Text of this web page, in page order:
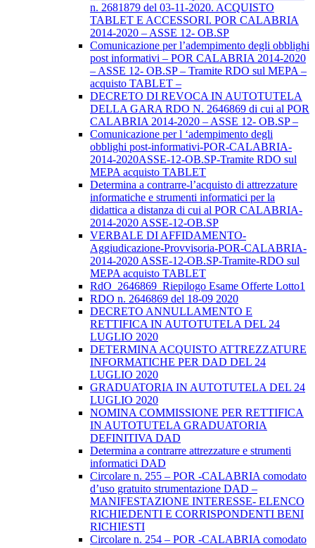
n. 2681879 del 03-11-2020. ACQUISTO
TABLET E ACCESSORI. POR CALABRIA
2014-2020 – ASSE 12- OB.SP
Comunicazione per l’adempimento degli obblighi
post informativi – POR CALABRIA 2014-2020
– ASSE 12- OB.SP – Tramite RDO sul MEPA –
acquisto TABLET –
DECRETO DI REVOCA IN AUTOTUTELA
DELLA GARA RDO N. 2646869 di cui al POR
CALABRIA 2014-2020 – ASSE 12- OB.SP –
Comunicazione per l ‘adempimento degli
obblighi post-informativi-POR-CALABRIA-
2014-2020ASSE-12-OB.SP-Tramite RDO sul
MEPA acquisto TABLET
Determina a contrarre-l’acquisto di attrezzature
informatiche e strumenti informatici per la
didattica a distanza di cui al POR CALABRIA-
2014-2020 ASSE-12-OB.SP
VERBALE DI AFFIDAMENTO-
Aggiudicazione-Provvisoria-POR-CALABRIA-
2014-2020 ASSE-12-OB.SP-Tramite-RDO sul
MEPA acquisto TABLET
RdO_2646869_Riepilogo Esame Offerte Lotto1
RDO n. 2646869 del 18-09 2020
DECRETO ANNULLAMENTO E
RETTIFICA IN AUTOTUTELA DEL 24
LUGLIO 2020
DETERMINA ACQUISTO ATTREZZATURE
INFORMATICHE PER DAD DEL 24
LUGLIO 2020
GRADUATORIA IN AUTOTUTELA DEL 24
LUGLIO 2020
NOMINA COMMISSIONE PER RETTIFICA
IN AUTOTUTELA GRADUATORIA
DEFINITIVA DAD
Determina a contrarre attrezzature e strumenti
informatici DAD
Circolare n. 255 – POR -CALABRIA comodato
d’uso gratuito strumentazione DAD –
MANIFESTAZIONE INTERESSE- ELENCO
RICHIEDENTI E CORRISPONDENTI BENI
RICHIESTI
Circolare n. 254 – POR -CALABRIA comodato